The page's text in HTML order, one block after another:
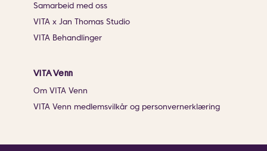
Samarbeid med oss
VITA x Jan Thomas Studio
VITA Behandlinger
VITA Venn
Om VITA Venn
VITA Venn medlemsvilkår og personvernerklæring